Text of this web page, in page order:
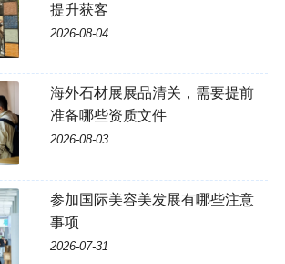
提升获客
2026-08-04
海外石材展展品清关，需要提前
准备哪些资质文件
2026-08-03
参加国际美容美发展有哪些注意
事项
2026-07-31